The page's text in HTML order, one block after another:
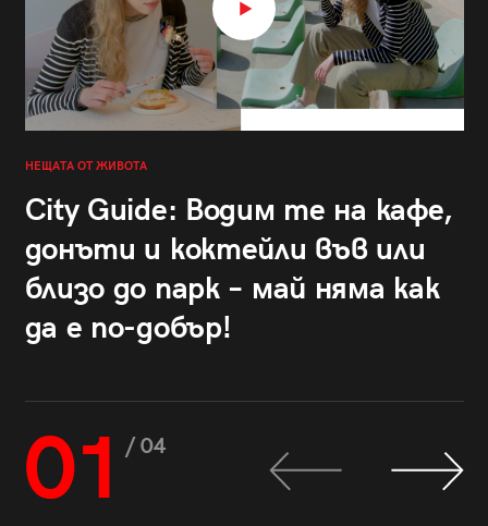
НЕЩАТА ОТ ЖИВОТА
City Guide: Водим те на кафе,
донъти и коктейли във или
близо до парк – май няма как
да е по-добър!
01 / 04